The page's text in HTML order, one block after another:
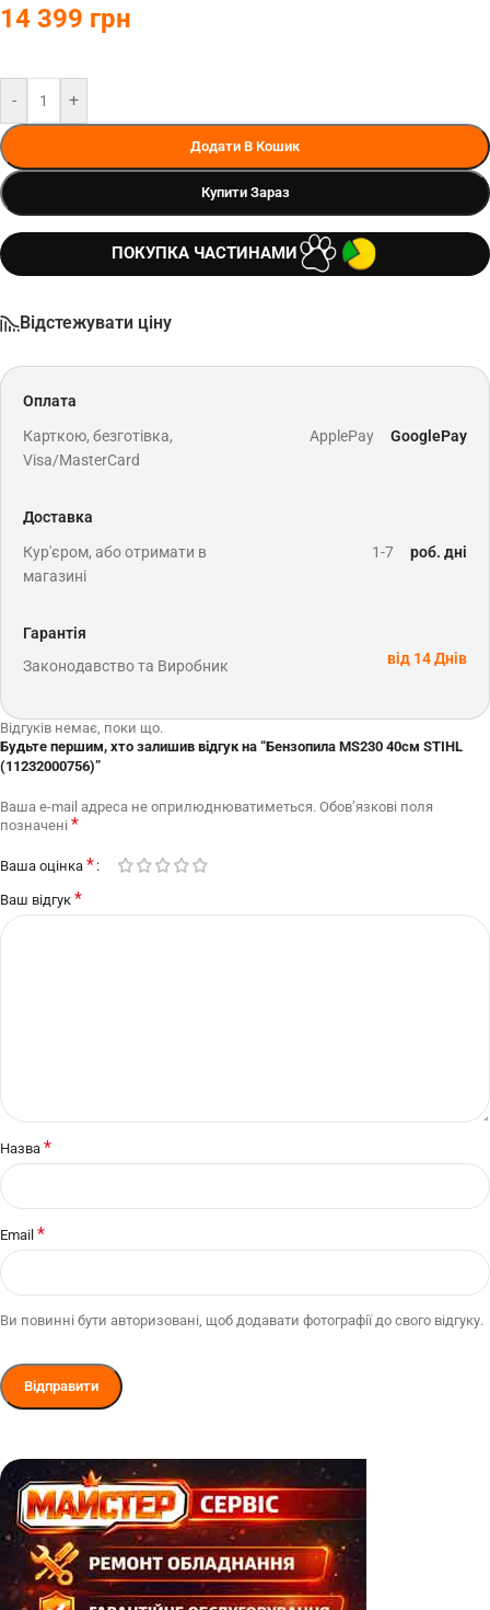
14 399 грн
- +
Додати В Кошик
Купити Зараз
ПОКУПКА ЧАСТИНАМИ
Відстежувати ціну
Оплата
Карткою, безготівка,
Visa/MasterCard
ApplePay GooglePay
Доставка
Кур'єром, або отримати в
магазині
1-7 роб. дні
Гарантія
Законодавство та Виробник
від 14 Днів
Відгуків немає, поки що.
Будьте першим, хто залишив відгук на “Бензопила MS230 40см STIHL
(11232000756)”
Ваша e-mail адреса не оприлюднюватиметься. Обов’язкові поля
позначені *
Ваша оцінка *
Ваш відгук *
Назва *
Email *
Ви повинні бути авторизовані, щоб додавати фотографії до свого відгуку.